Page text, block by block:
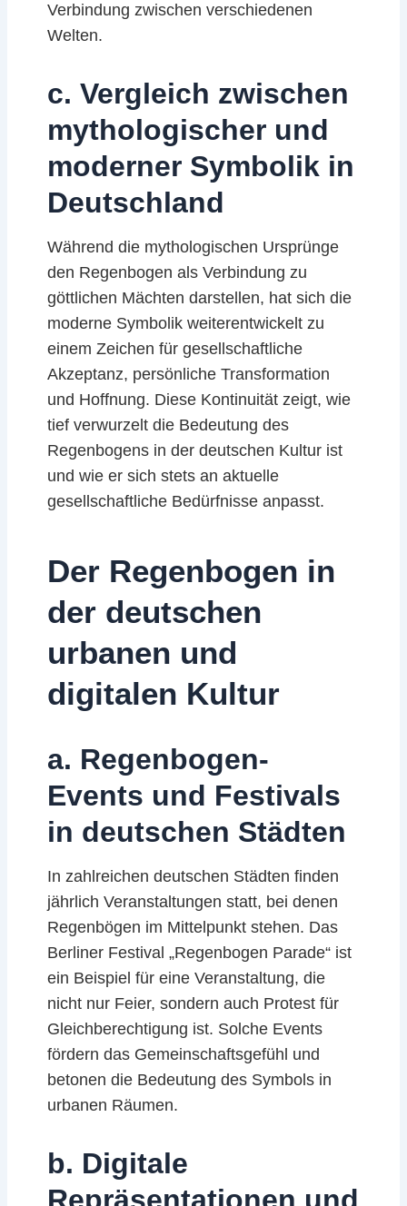
Verbindung zwischen verschiedenen
Welten.
c. Vergleich zwischen
mythologischer und
moderner Symbolik in
Deutschland
Während die mythologischen Ursprünge
den Regenbogen als Verbindung zu
göttlichen Mächten darstellen, hat sich die
moderne Symbolik weiterentwickelt zu
einem Zeichen für gesellschaftliche
Akzeptanz, persönliche Transformation
und Hoffnung. Diese Kontinuität zeigt, wie
tief verwurzelt die Bedeutung des
Regenbogens in der deutschen Kultur ist
und wie er sich stets an aktuelle
gesellschaftliche Bedürfnisse anpasst.
Der Regenbogen in
der deutschen
urbanen und
digitalen Kultur
a. Regenbogen-
Events und Festivals
in deutschen Städten
In zahlreichen deutschen Städten finden
jährlich Veranstaltungen statt, bei denen
Regenbögen im Mittelpunkt stehen. Das
Berliner Festival „Regenbogen Parade“ ist
ein Beispiel für eine Veranstaltung, die
nicht nur Feier, sondern auch Protest für
Gleichberechtigung ist. Solche Events
fördern das Gemeinschaftsgefühl und
betonen die Bedeutung des Symbols in
urbanen Räumen.
b. Digitale